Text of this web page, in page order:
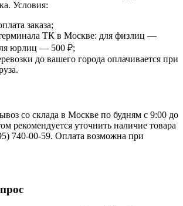
Условия:
заказа;
ТК в Москве: для физлиц —
юрлиц — 500 ₽;
до вашего города оплачивается при
со склада в Москве по будням с 9:00 до
рекомендуется уточнить наличие товара
740-00-59. Оплата возможна при